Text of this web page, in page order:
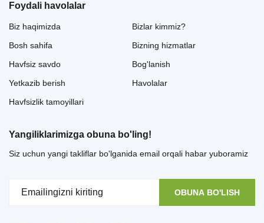
Foydali havolalar
Biz haqimizda
Bosh sahifa
Havfsiz savdo
Yetkazib berish
Havfsizlik tamoyillari
Bizlar kimmiz?
Bizning hizmatlar
Bog'lanish
Havolalar
Yangiliklarimizga obuna bo'ling!
Siz uchun yangi takliflar bo'lganida email orqali habar yuboramiz
OBUNA BO'LISH